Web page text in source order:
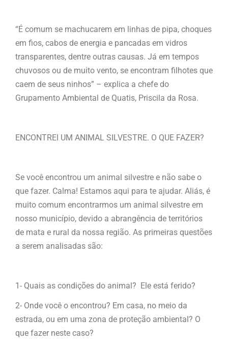
“É comum se machucarem em linhas de pipa, choques
em fios, cabos de energia e pancadas em vidros
transparentes, dentre outras causas. Já em tempos
chuvosos ou de muito vento, se encontram filhotes que
caem de seus ninhos” – explica a chefe do
Grupamento Ambiental de Quatis, Priscila da Rosa.
ENCONTREI UM ANIMAL SILVESTRE. O QUE FAZER?
Se você encontrou um animal silvestre e não sabe o
que fazer. Calma! Estamos aqui para te ajudar. Aliás, é
muito comum encontrarmos um animal silvestre em
nosso município, devido a abrangência de territórios
de mata e rural da nossa região. As primeiras questões
a serem analisadas são:
1- Quais as condições do animal? Ele está ferido?
2- Onde você o encontrou? Em casa, no meio da
estrada, ou em uma zona de proteção ambiental? O
que fazer neste caso?